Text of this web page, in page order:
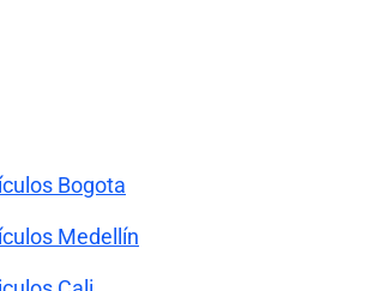
Bogota
Medellín